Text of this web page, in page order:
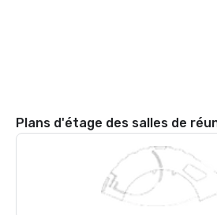
Plans d'étage des salles de